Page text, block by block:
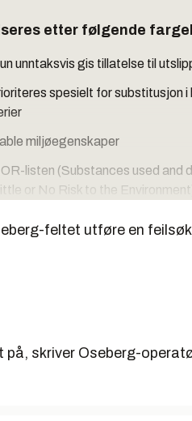
etter følgende
unntaksvis gis tillatelse til
spesielt for substitusjon i
miljøegenskaper
listen (Substances used and
or No Risk to the
bli vurdert fra sak til sak.
feltet utføre en
på, skriver Oseberg-